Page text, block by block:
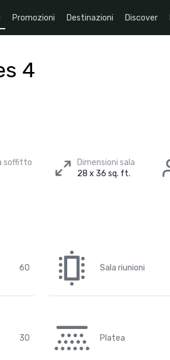
Promozioni Destinazioni Discover
4
soffitto
Dimensioni sala
28 x 36 sq. ft.
60 Sala riunioni
30 Platea